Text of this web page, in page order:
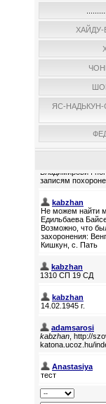
ХАЙДУ-
ЯС-НАДЬКУН-